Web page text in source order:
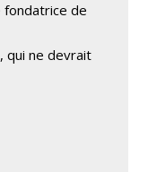
fondatrice de
qui ne devrait